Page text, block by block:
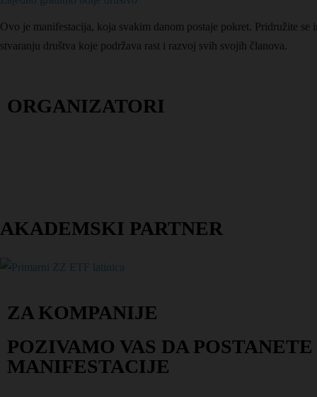
Ovo je manifestacija, koja svakim danom postaje pokret. Pridružite
stvaranju društva koje podržava rast i razvoj svih svojih članova.
ORGANIZATORI
AKADEMSKI PARTNER
ZA KOMPANIJE
POZIVAMO VAS DA
MANIFESTACIJE